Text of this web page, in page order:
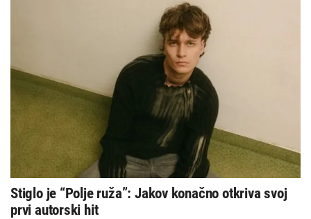
Stiglo je “Polje ruža”: Jakov konačno otkriva svoj
prvi autorski hit